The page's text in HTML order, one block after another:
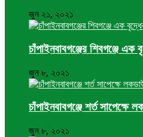
জুন ২১, ২০২১
চাঁপাইনবাবগঞ্জের শিবগঞ্জে এক
জুন ৮, ২০২১
চাঁপাইনবাবগঞ্জে শর্ত
জুন ৮, ২০২১